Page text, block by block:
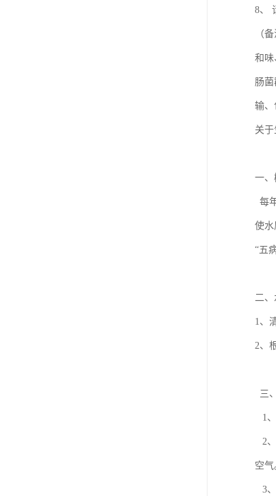
8、
（
和味
肠
输、
关
一
每
使
“五
二
1、
2、
三
1
2
空气
3